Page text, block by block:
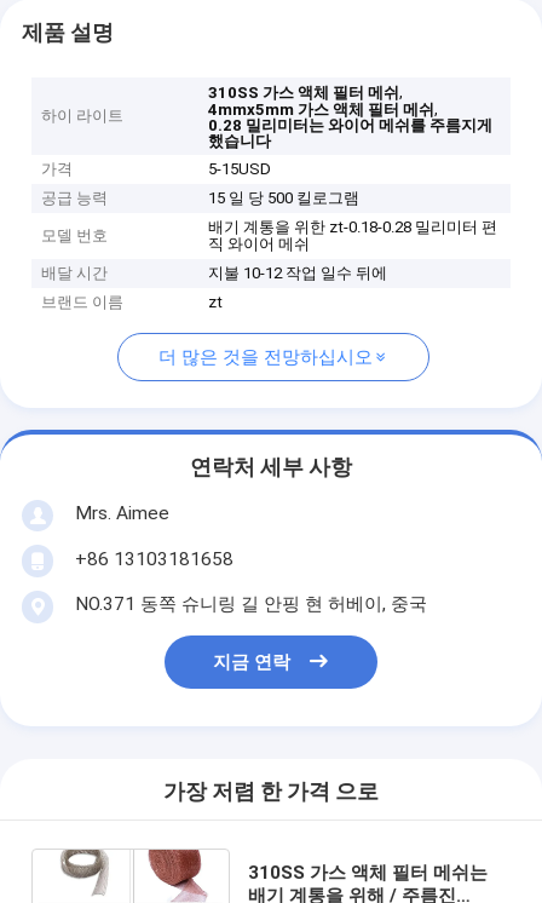
제품 설명
하이 라이트
310SS 가스 액체 필터 메쉬,
4mmx5mm 가스 액체 필터 메쉬,
0.28 밀리미터는 와이어 메쉬를 주름지게
했습니다
가격
5-15USD
공급 능력
15 일 당 500 킬로그램
모델 번호
배기 계통을 위한 zt-0.18-0.28 밀리미터 편
직 와이어 메쉬
배달 시간
지불 10-12 작업 일수 뒤에
브랜드 이름
zt
더 많은 것을 전망하십시오
연락처 세부 사항
Mrs. Aimee
+86 13103181658
NO.371 동쪽 슈니링 길 안핑 현 허베이, 중국
지금 연락
가장 저렴 한 가격 으로
310SS 가스 액체 필터 메쉬는
배기 계통을 위해 / 주름진